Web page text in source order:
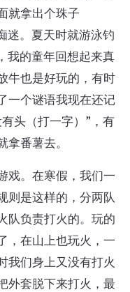
就拿出个珠子
迷。夏天时就游泳钓
我的童年回想起来真
牛也是好玩的，有时
一个谜语我现在还记
头（打一字）”，有
番薯去。
戏。在寒假，我们一
则是这样的，分两队
队负责打火的。玩的
，在山上也玩火，一
我们身上又没有打火
外套脱下来打火，最